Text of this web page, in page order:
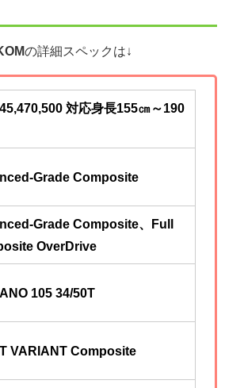
の詳細スペックは↓
対応身長155㎝～190
Grade Composite
Grade Composite、Full
OverDrive
105 34/50T
VARIANT Composite